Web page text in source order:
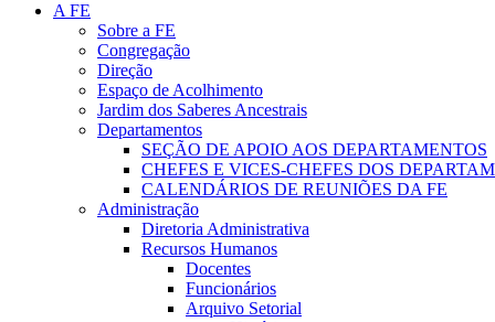
A FE
Sobre a FE
Congregação
Direção
Espaço de Acolhimento
Jardim dos Saberes Ancestrais
Departamentos
SEÇÃO DE APOIO AOS DEPARTAMENTOS
CHEFES E VICES-CHEFES DOS
CALENDÁRIOS DE REUNIÕES DA FE
Administração
Diretoria Administrativa
Recursos Humanos
Docentes
Funcionários
Arquivo Setorial